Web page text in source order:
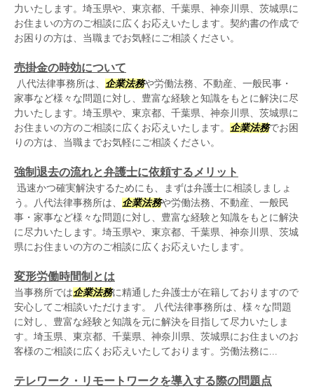
力いたします。埼玉県や、東京都、千葉県、神奈川県、茨城県に
お住まいの方のご相談に広くお応えいたします。契約書の作成で
お困りの方は、当職までお気軽にご相談ください。
売掛金の時効について
八代法律事務所は、 企業法務や労働法務、不動産、一般民事・
家事など様々な問題に対し、豊富な経験と知識をもとに解決に尽
力いたします。埼玉県や、東京都、千葉県、神奈川県、茨城県に
お住まいの方のご相談に広くお応えいたします。 企業法務でお困
りの方は、当職までお気軽にご相談ください。
強制退去の流れと弁護士に依頼するメリット
迅速かつ確実解決するためにも、まずは弁護士に相談しましょ
う。八代法律事務所は、 企業法務や労働法務、不動産、一般民
事・家事など様々な問題に対し、豊富な経験と知識をもとに解決
に尽力いたします。埼玉県や、東京都、千葉県、神奈川県、茨城
県にお住まいの方のご相談に広くお応えいたします。
変形労働時間制とは
当事務所では企業法務に精通した弁護士が在籍しておりますので
安心してご相談いただけます。 八代法律事務所は、様々な問題
に対し、豊富な経験と知識を元に解決を目指して尽力いたしま
す。埼玉県、東京都、千葉県、神奈川県、茨城県にお住まいのお
客様のご相談に広くお応えいたしております。労働法務に...
テレワーク・リモートワークを導入する際の問題点